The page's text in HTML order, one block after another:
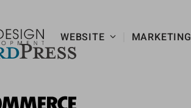
WEBSITE MARKETING